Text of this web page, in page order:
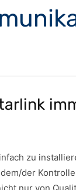
zu
der